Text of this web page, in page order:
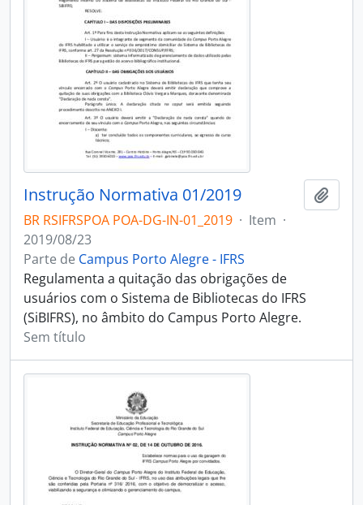
Instrução Normativa 01/2019
BR RSIFRSPOA POA-DG-IN-01_2019 · Item ·
2019/08/23
Parte de Campus Porto Alegre - IFRS
Regulamenta a quitação das obrigações de
usuários com o Sistema de Bibliotecas do IFRS
(SiBIFRS), no âmbito do Campus Porto Alegre.
Sem título